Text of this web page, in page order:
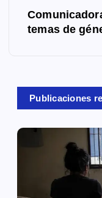
d
temas de
Publicaciones